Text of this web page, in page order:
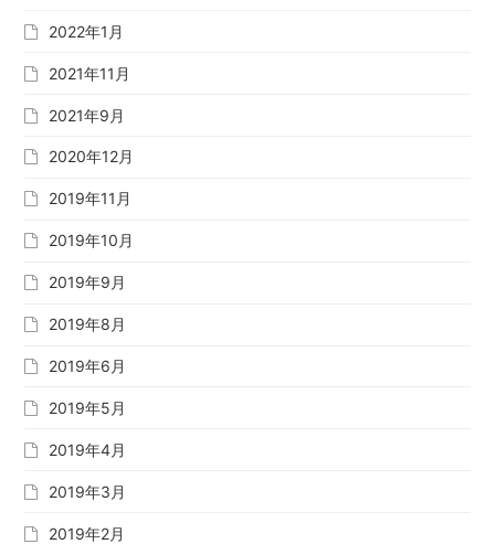
2022年1月
2021年11月
2021年9月
2020年12月
2019年11月
2019年10月
2019年9月
2019年8月
2019年6月
2019年5月
2019年4月
2019年3月
2019年2月